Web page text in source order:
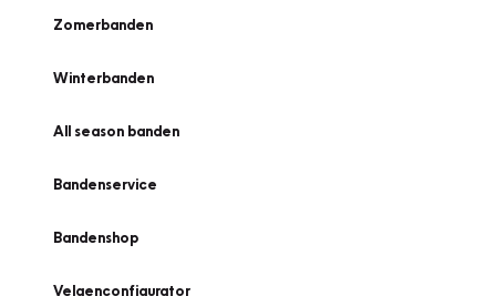
Zomerbanden
Winterbanden
All season banden
Bandenservice
Bandenshop
Velgenconfigurator